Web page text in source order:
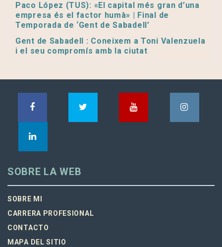
Paco López (TUS): «El capital més gran d’una
empresa és el factor humà» | Final de
Temporada de ‘Gent de Sabadell’
Gent de Sabadell : Coneixem a Toni Valenzuela
i el seu compromís amb la ciutat
SOBRE LA WEB
SOBRE MI
CARRERA PROFESIONAL
CONTACTO
MAPA DEL SITIO